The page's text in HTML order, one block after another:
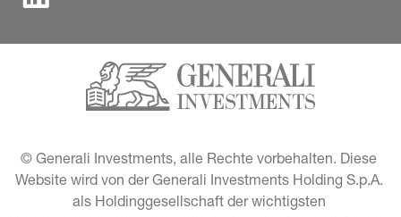
© Generali Investments, alle Rechte vorbehalten. Diese
Website wird von der Generali Investments Holding S.p.A.
als Holdinggesellschaft der wichtigsten